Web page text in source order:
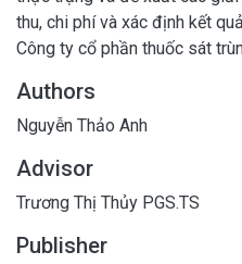
thu, chi phí và xác định kết
Công ty cổ phần thuốc sát
Authors
Nguyễn Thảo Anh
Advisor
Trương Thị Thủy PGS.TS
Publisher